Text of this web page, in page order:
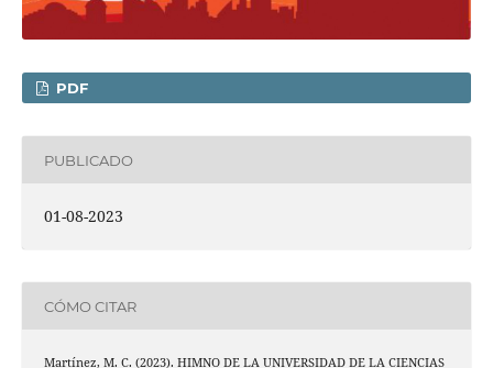
PDF
PUBLICADO
01-08-2023
CÓMO CITAR
Martínez, M. C. (2023). HIMNO DE LA UNIVERSIDAD DE LA CIENCIAS